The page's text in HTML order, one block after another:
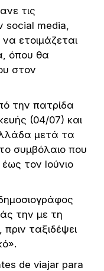
τις
social media,
ετοιμάζεται
όπου θα
στον
την πατρίδα
(04/07) και
μετά τα
συμβόλαιο που
τον Ιούνιο
την με τη
ταξιδέψει
de viajar para